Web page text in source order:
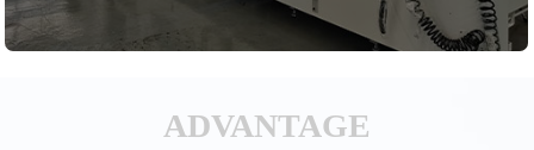
ADVANTAGE